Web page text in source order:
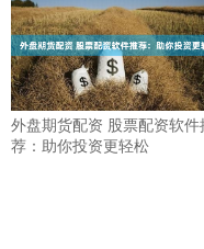
外盘期货配资 股票配资软件
荐：助你投资更轻松